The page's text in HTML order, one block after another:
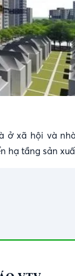
ở xã hội và
hạ tầng sản